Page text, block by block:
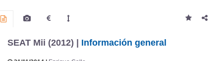
SEAT Mii (2012) | Información general